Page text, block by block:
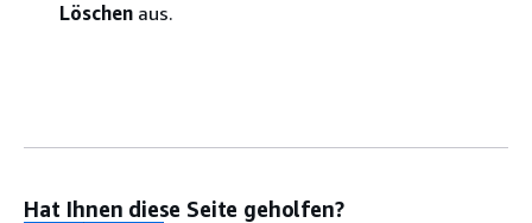
Löschen aus.
Hat Ihnen diese Seite geholfen?